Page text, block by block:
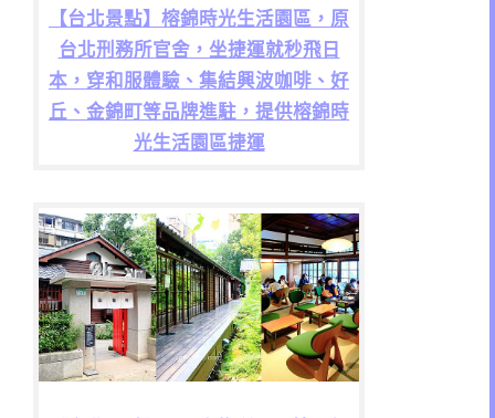
【台北景點】榕錦時光生活園區，原
台北刑務所官舍，坐捷運就秒飛日
本，穿和服體驗、集結興波咖啡、好
丘、金錦町等品牌進駐，提供榕錦時
光生活園區捷運